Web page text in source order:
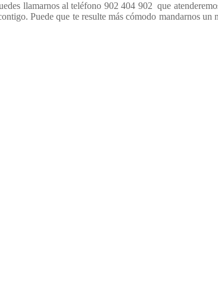
llamarnos al teléfono 902 404 902 que
Puede que te resulte más cómodo mandarnos